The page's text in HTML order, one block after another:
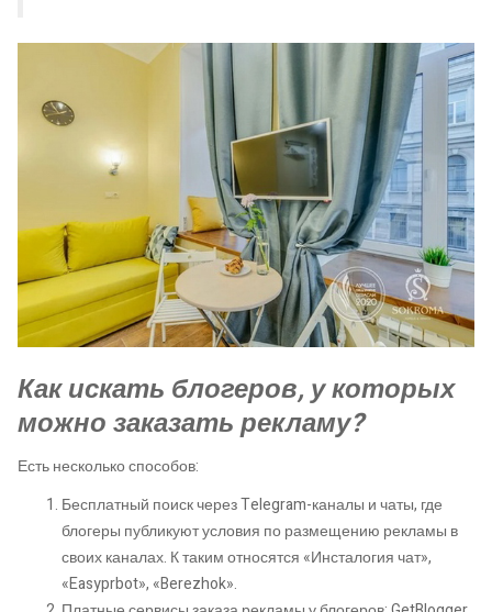
Как искать блогеров, у которых
можно заказать рекламу?
Есть несколько способов:
Бесплатный поиск через Telegram-каналы и чаты, где
блогеры публикуют условия по размещению рекламы в
своих каналах. К таким относятся «Инсталогия чат»,
«Easyprbot», «Berezhok».